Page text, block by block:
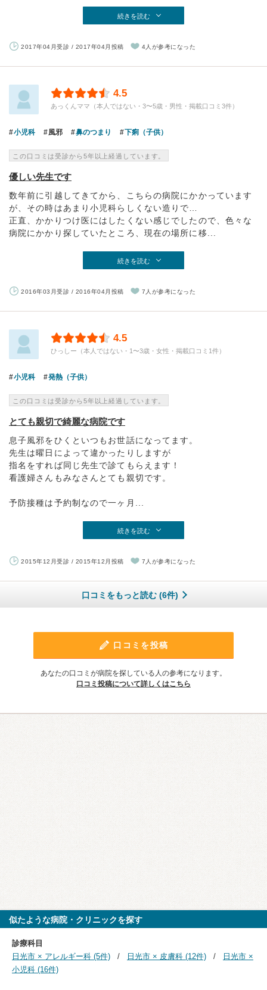
続きを読む
2017年04月受診 / 2017年04月投稿 4人が参考になった
4.5
あっくんママ（本人ではない・3〜5歳・男性・掲載口コミ3件）
小児科 風邪 鼻のつまり 下痢（子供）
この口コミは受診から5年以上経過しています。
優しい先生です
数年前に引越してきてから、こちらの病院にかかっています
が、その時はあまり小児科らしくない造りで…
正直、かかりつけ医にはしたくない感じでしたので、色々な
病院にかかり探していたところ、現在の場所に移...
続きを読む
2016年03月受診 / 2016年04月投稿 7人が参考になった
4.5
ひっしー（本人ではない・1〜3歳・女性・掲載口コミ1件）
小児科 発熱（子供）
この口コミは受診から5年以上経過しています。
とても親切で綺麗な病院です
息子風邪をひくといつもお世話になってます。
先生は曜日によって違かったりしますが
指名をすれば同じ先生で診てもらえます！
看護婦さんもみなさんとても親切です。
予防接種は予約制なので一ヶ月...
続きを読む
2015年12月受診 / 2015年12月投稿 7人が参考になった
口コミをもっと読む (6件)
口コミを投稿
あなたの口コミが病院を探している人の参考になります。
口コミ投稿について詳しくはこちら
似たような病院・クリニックを探す
診療科目
日光市 × アレルギー科 (5件)
日光市 × 皮膚科 (12件)
日光市 ×
小児科 (16件)